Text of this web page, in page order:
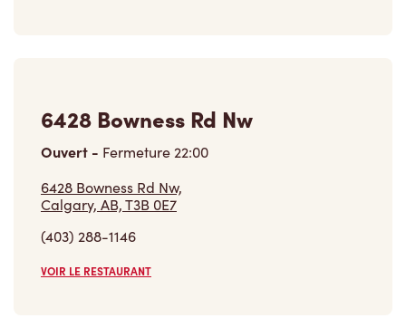
6428 Bowness Rd Nw
Ouvert - Fermeture22:00
6428 Bowness Rd Nw,
Calgary, AB, T3B 0E7
(403) 288-1146
VOIR LE RESTAURANT